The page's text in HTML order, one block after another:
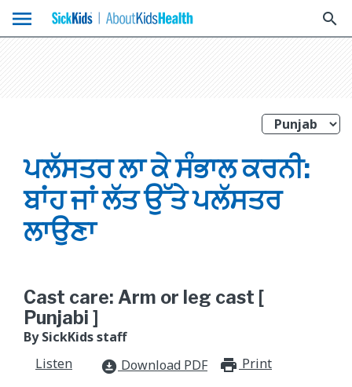
menu search
ਪਲੱਸਤਰ ਲਾ ਕੇ ਸੰਭਾਲ ਕਰਨੀ:
ਬਾਂਹ ਜਾਂ ਲੱਤ ਉੱਤੇ ਪਲੱਸਤਰ
ਲਾਉਣਾ
Cast care: Arm or leg cast [
Punjabi ]
By SickKids staff
Listen
download_for_offline Download PDF Print